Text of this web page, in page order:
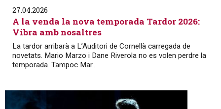
27.04.2026
A la venda la nova temporada Tardor 2026:
Vibra amb nosaltres
La tardor arribarà a L’Auditori de Cornellà carregada de
novetats. Mario Marzo i Dane Riverola no es volen perdre la
temporada. Tampoc Mar...